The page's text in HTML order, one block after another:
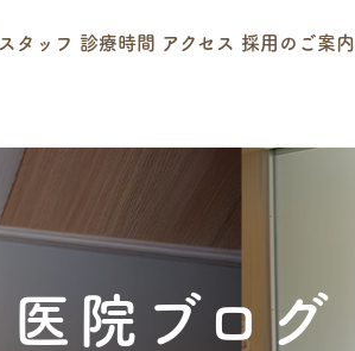
スタッフ 診療時間 アクセス 採用のご案内
医院ブログ